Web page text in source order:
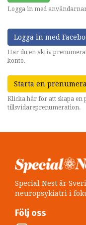
Logga in med
Logga in med
Har du en aktiv
konto.
Starta en
Klicka här för att skapa en
tillsvidareprenumeration.
Special Nest är
neuropsykiatri i
Följ oss